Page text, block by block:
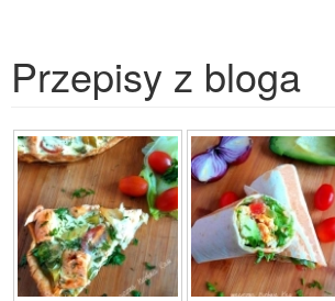
Przepisy z bloga